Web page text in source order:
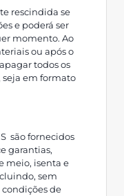
rescindida se
e poderá ser
momento. Ao
ou após o
todos os
seja em formato
são fornecidos
garantias,
meio, isenta e
sem
de